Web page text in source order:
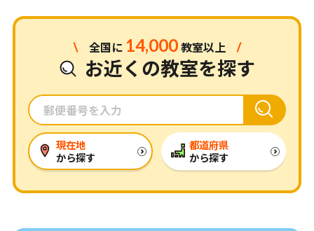
全国に 14,000 教室以上
お近くの教室を探す
現在地
から探す
都道府県
から探す